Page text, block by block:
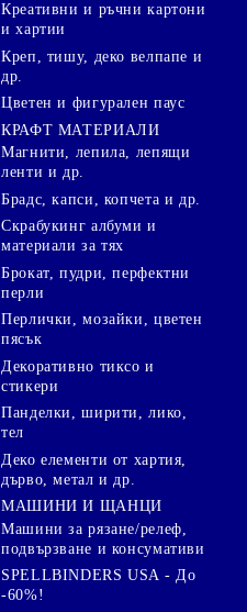
Креативни и ръчни картони
и хартии
Креп, тишу, деко велпапе и
др.
Цветен и фигурален паус
КРАФТ МАТЕРИАЛИ
Магнити, лепила, лепящи
ленти и др.
Брадс, капси, копчета и др.
Скрабукинг албуми и
материали за тях
Брокат, пудри, перфектни
перли
Перлички, мозайки, цветен
пясък
Декоративно тиксо и
стикери
Панделки, ширити, лико,
тел
Деко елементи от хартия,
дърво, метал и др.
МАШИНИ И ЩАНЦИ
Машини за рязане/релеф,
подвързване и консумативи
SPELLBINDERS USA - До
-60%!